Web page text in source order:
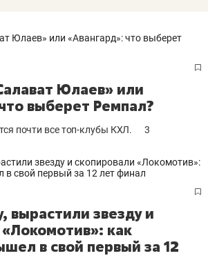
Юлаев» или
выберет Ремпал?
почти все топ-клубы КХЛ. 3
вырастили звезду и
как
в свой первый за 12